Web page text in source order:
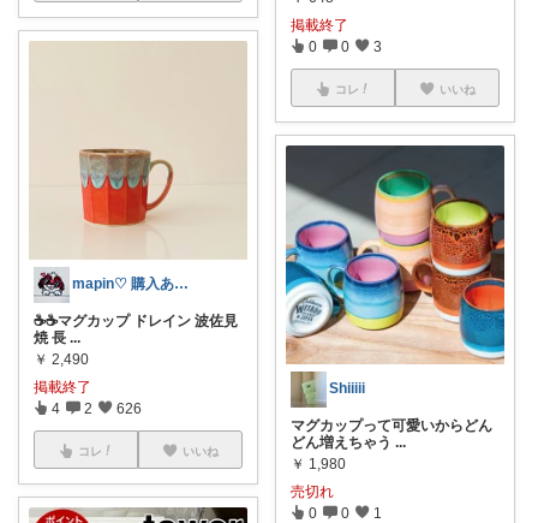
mapin♡ 購入ありがとう🫶
☕️☕️マグカップ ドレイン 波佐見
焼 長 ...
￥ 2,490
掲載終了
4 2 626
コレ いいね
掲載終了
0 0 3
コレ いいね
Shiiiii
マグカップって可愛いからどん
どん増えちゃう ...
￥ 1,980
売切れ
0 0 1